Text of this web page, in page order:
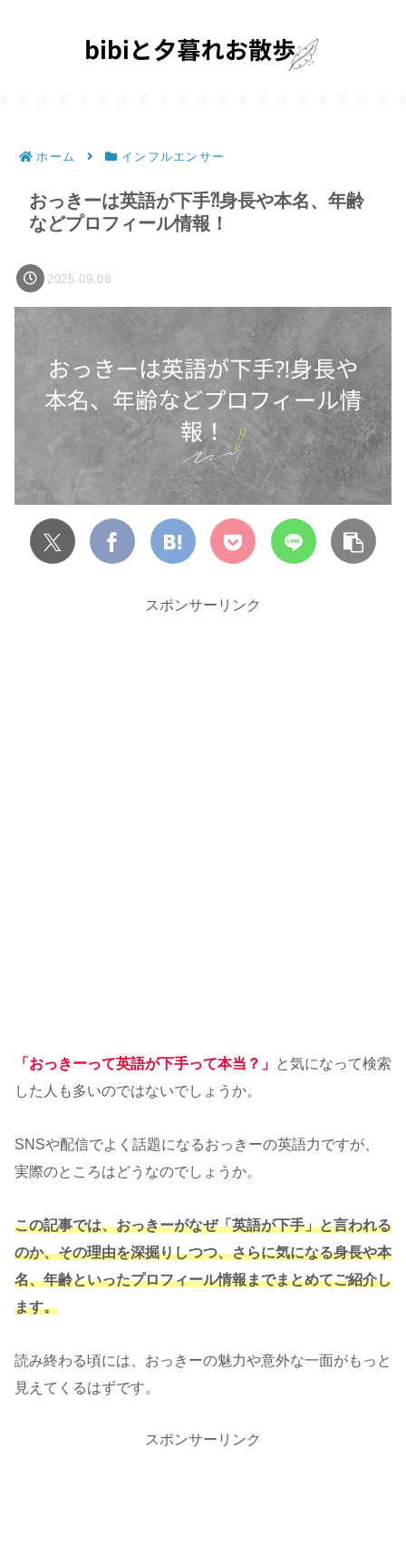
ホーム インフルエンサー
おっきーは英語が下手⁈身長や本名、年齢
などプロフィール情報！
2025.09.08
スポンサーリンク
「おっきーって英語が下手って本当？」
と気になって検索
した人も多いのではないでしょうか。
SNSや配信でよく話題になるおっきーの英語力ですが、
実際のところはどうなのでしょうか。
この記事では、おっきーがなぜ「英語が下手」と言われる
のか、その理由を深掘りしつつ、さらに気になる身長や本
名、年齢といったプロフィール情報までまとめてご紹介し
ます。
読み終わる頃には、おっきーの魅力や意外な一面がもっと
見えてくるはずです。
スポンサーリンク